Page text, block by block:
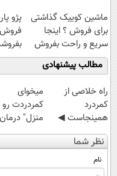
ماشین کوییک گذاشتی
برای فروش ؟ اینجا
سریع و راحت بفروش
پژو
مطالب پیشنهادی
‌راه خلاصی از
کمردرد
همینجاست ◀
فقط کافیه فرم
رو پر کنی!
میخوای
کمردردت رو
منزل" درمان
کنی؟
نظر شما
نام